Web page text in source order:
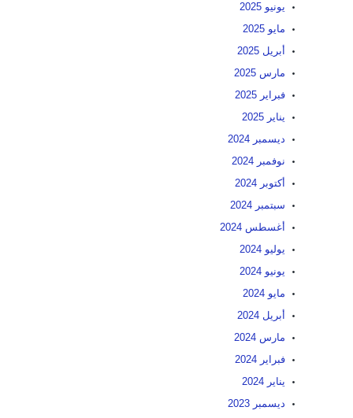
يونيو 2025
مايو 2025
أبريل 2025
مارس 2025
فبراير 2025
يناير 2025
ديسمبر 2024
نوفمبر 2024
أكتوبر 2024
سبتمبر 2024
أغسطس 2024
يوليو 2024
يونيو 2024
مايو 2024
أبريل 2024
مارس 2024
فبراير 2024
يناير 2024
ديسمبر 2023